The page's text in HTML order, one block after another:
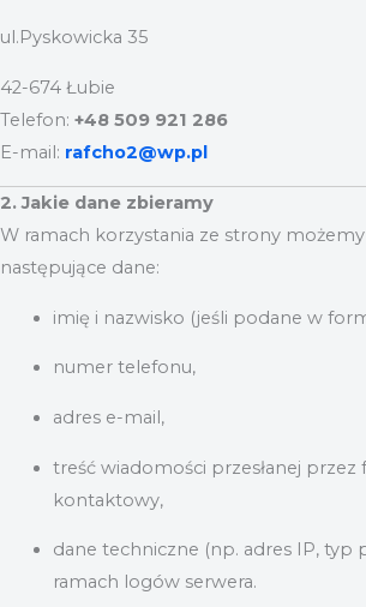
ul.Pyskowicka 35
42-674 Łubie
Telefon: +48 509 921 286
E-mail: rafcho2@wp.pl
2. Jakie dane zbieramy
W ramach korzystania ze strony
następujące dane:
imię i nazwisko (jeśli podane w
numer telefonu,
adres e-mail,
treść wiadomości przesłanej przez
kontaktowy,
dane techniczne (np. adres IP, typ
ramach logów serwera.